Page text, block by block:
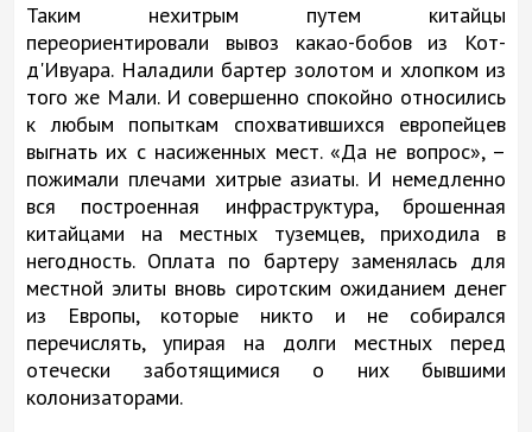
Таким нехитрым путем китайцы
переориентировали вывоз какао-бобов из Кот-
д'Ивуара. Наладили бартер золотом и хлопком из
того же Мали. И совершенно спокойно относились
к любым попыткам спохватившихся европейцев
выгнать их с насиженных мест. «Да не вопрос», –
пожимали плечами хитрые азиаты. И немедленно
вся построенная инфраструктура, брошенная
китайцами на местных туземцев, приходила в
негодность. Оплата по бартеру заменялась для
местной элиты вновь сиротским ожиданием денег
из Европы, которые никто и не собирался
перечислять, упирая на долги местных перед
отечески заботящимися о них бывшими
колонизаторами.